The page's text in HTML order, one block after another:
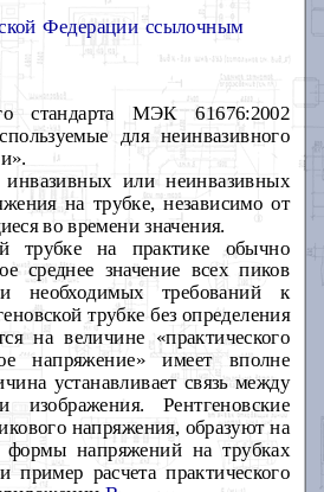
Федерации ссылочным
стандарта МЭК 61676:2002
для неинвазивного
инвазивных или неинвазивных
на трубке, независимо от
во времени значения.
трубке на практике обычно
среднее значение всех пиков
необходимых требований к
трубке без определения
на величине «практического
напряжение» имеет вполне
устанавливает связь между
изображения. Рентгеновские
напряжения, образуют на
формы напряжений на трубках
расчета практического